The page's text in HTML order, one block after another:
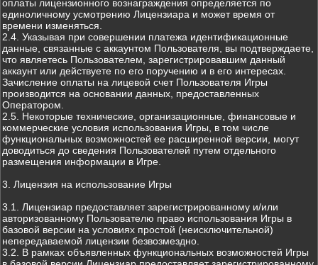
оплаты лицензионного вознаграждения определяется по
единоличному усмотрению Лицензиара и может время от
времени изменяться.
2.4. Указывая при совершении платежа идентификационные
данные, связанные с аккаунтом Пользователя, вы подтверждаете,
что являетесь Пользователем, зарегистрировавшим данный
аккаунт или действуете по его поручению и в его интересах.
Зачисление оплаты на лицевой счет Пользователя Игры
производится на основании данных, предоставленных
Оператором.
2.5. Некоторые технические, организационные, финансовые и
коммерческие условия использования Игры, в том числе
функциональных возможностей ее расширенной версии, могут
доводиться до сведения Пользователей путем отдельного
размещения информации в Игре.
3. Лицензия на использование Игры
3.1. Лицензиар предоставляет зарегистрированному и/или
авторизованному Пользователю право использования Игры в
базовой версии на условиях простой (неисключительной)
непередаваемой лицензии безвозмездно.
3.2. В рамках объявленных функциональных возможностей Игры